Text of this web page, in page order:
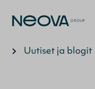
Uutiset ja blogit